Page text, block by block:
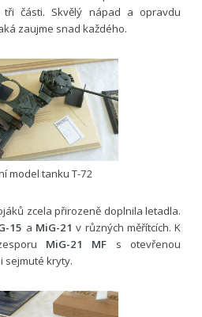
tři části. Skvělý nápad a opravdu
zaujme snad každého.
model tanku T-72
zcela přirozeně doplnila letadla.
15 a MiG-21 v různých měřítcích. K
MiG-21 MF s otevřenou
sejmuté kryty.